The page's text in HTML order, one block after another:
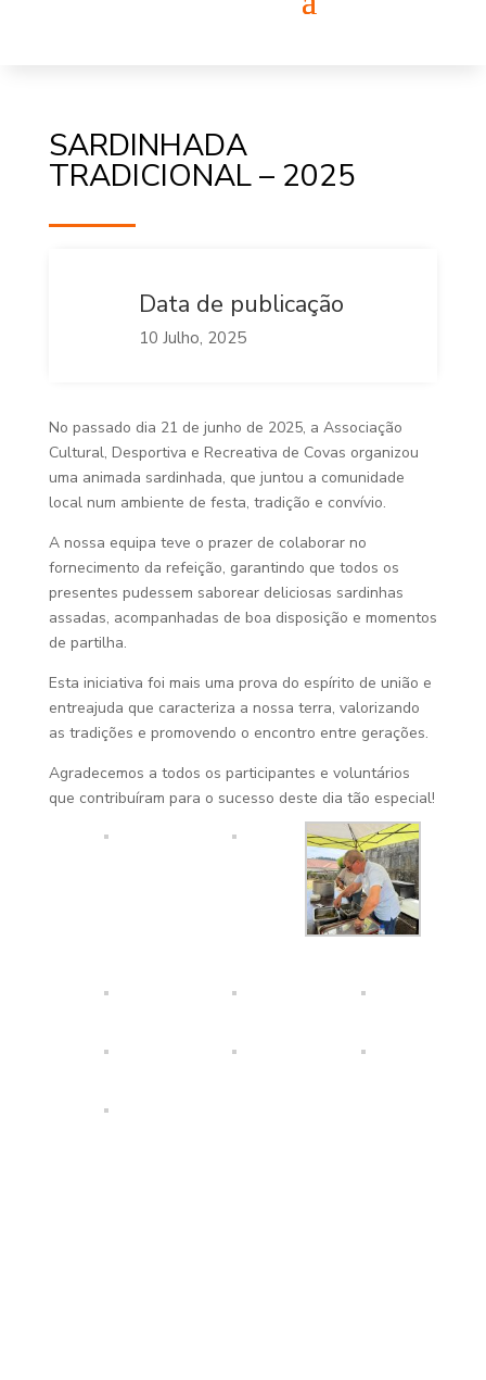
SARDINHADA
TRADICIONAL – 2025
Data de publicação
10 Julho, 2025
No passado dia 21 de junho de 2025, a Associação
Cultural, Desportiva e Recreativa de Covas organizou
uma animada sardinhada, que juntou a comunidade
local num ambiente de festa, tradição e convívio.
A nossa equipa teve o prazer de colaborar no
fornecimento da refeição, garantindo que todos os
presentes pudessem saborear deliciosas sardinhas
assadas, acompanhadas de boa disposição e momentos
de partilha.
Esta iniciativa foi mais uma prova do espírito de união e
entreajuda que caracteriza a nossa terra, valorizando
as tradições e promovendo o encontro entre gerações.
Agradecemos a todos os participantes e voluntários
que contribuíram para o sucesso deste dia tão especial!